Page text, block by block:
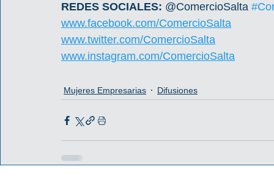
REDES SOCIALES: @ComercioSalta
www.facebook.com/ComercioSalta
www.twitter.com/ComercioSalta
www.instagram.com/ComercioSalta
Mujeres Empresarias Difusiones